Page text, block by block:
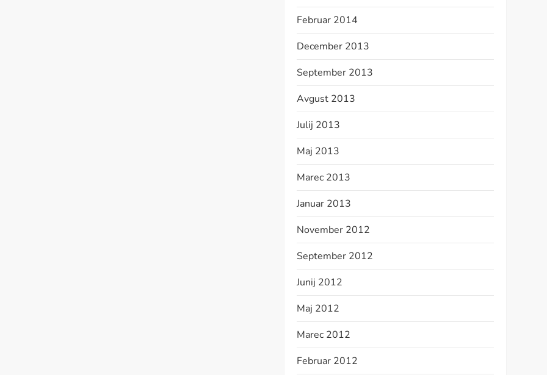
Februar 2014
December 2013
September 2013
Avgust 2013
Julij 2013
Maj 2013
Marec 2013
Januar 2013
November 2012
September 2012
Junij 2012
Maj 2012
Marec 2012
Februar 2012